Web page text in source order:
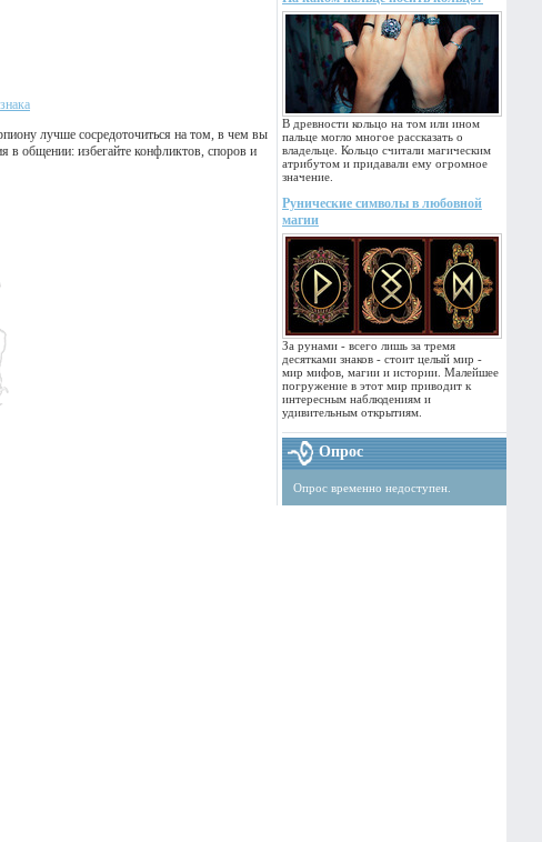
В древности кольцо на том или ином
пальце могло многое рассказать о
владельце. Кольцо считали магическим
атрибутом и придавали ему огромное
значение.
Рунические символы в любовной
магии
За рунами - всего лишь за тремя
десятками знаков - стоит целый мир -
мир мифов, магии и истории. Малейшее
погружение в этот мир приводит к
интересным наблюдениям и
удивительным открытиям.
Опрос
Опрос временно недоступен.
лучше сосредоточиться на том, в чем вы
в общении: избегайте конфликтов, споров и